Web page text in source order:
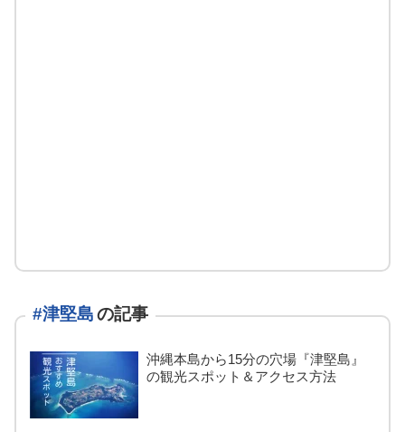
#津堅島の記事
沖縄本島から15分の穴場『津堅島』
の観光スポット＆アクセス方法